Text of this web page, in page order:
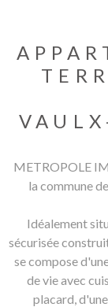
METROPOLE
la commune
Idéalement
sécurisée
se compose
de vie avec
placard,